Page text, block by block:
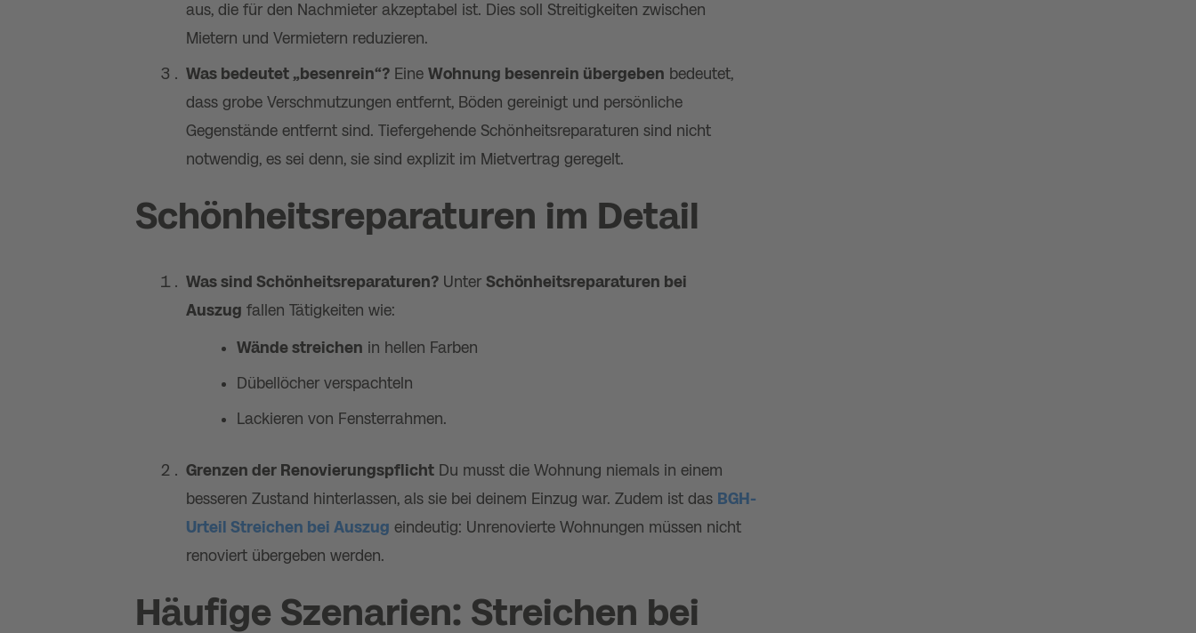
aus, die für den Nachmieter akzeptabel ist. Dies soll Streitigkeiten zwischen
Mietern und Vermietern reduzieren​.
Was bedeutet „besenrein“? Eine Wohnung besenrein übergeben bedeutet,
dass grobe Verschmutzungen entfernt, Böden gereinigt und persönliche
Gegenstände entfernt sind. Tiefergehende Schönheitsreparaturen sind nicht
notwendig, es sei denn, sie sind explizit im Mietvertrag geregelt​.
Schönheitsreparaturen im Detail
Was sind Schönheitsreparaturen? Unter Schönheitsreparaturen bei
Auszug fallen Tätigkeiten wie:
Wände streichen in hellen Farben
Dübellöcher verspachteln
Lackieren von Fensterrahmen​​.
Grenzen der Renovierungspflicht Du musst die Wohnung niemals in einem
besseren Zustand hinterlassen, als sie bei deinem Einzug war. Zudem ist das BGH-
Urteil Streichen bei Auszug eindeutig: Unrenovierte Wohnungen müssen nicht
renoviert übergeben werden​​.
Häufige Szenarien: Streichen bei